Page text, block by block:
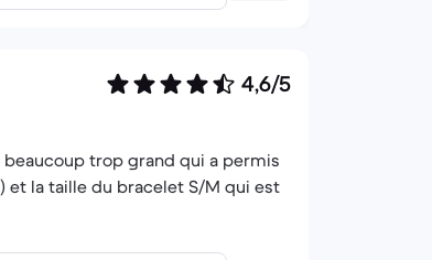
4,6/5
trop grand qui a permis
et la taille du bracelet S/M qui est